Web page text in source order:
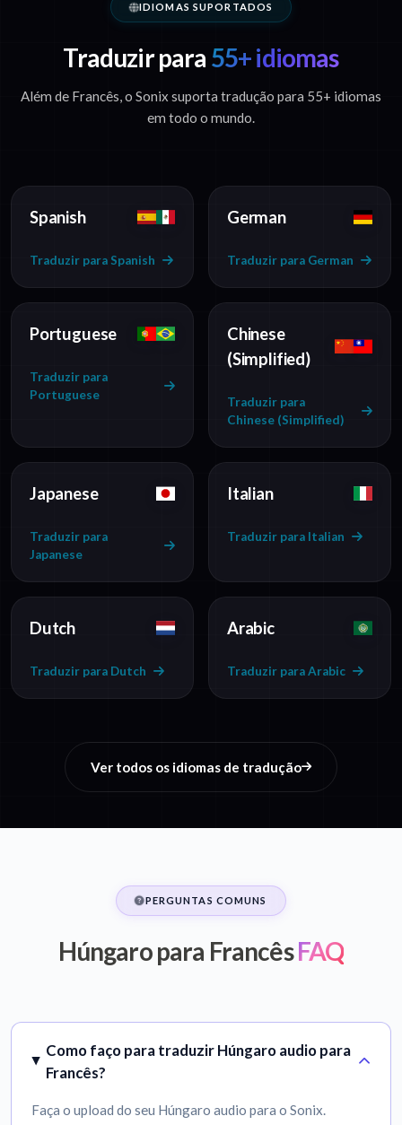
IDIOMAS SUPORTADOS
Traduzir para 55+ idiomas
Além de Francês, o Sonix suporta tradução para 55+ idiomas
em todo o mundo.
Spanish
Traduzir para Spanish
German
Traduzir para German
Portuguese
Traduzir para
Portuguese
Chinese
(Simplified)
Traduzir para
Chinese (Simplified)
Japanese
Traduzir para
Japanese
Italian
Traduzir para Italian
Dutch
Traduzir para Dutch
Arabic
Traduzir para Arabic
Ver todos os idiomas de tradução
PERGUNTAS COMUNS
Húngaro para FrancêsFAQ
Como faço para traduzir Húngaro audio para
Francês?
Faça o upload do seu Húngaro audio para o Sonix.